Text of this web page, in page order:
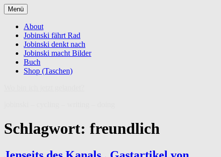
Zum
Inhalt
springen
Menü
About
Jobinski fährt Rad
Jobinski denkt nach
Jobinski macht Bilder
Buch
Shop (Taschen)
Schlagwort: freundlich